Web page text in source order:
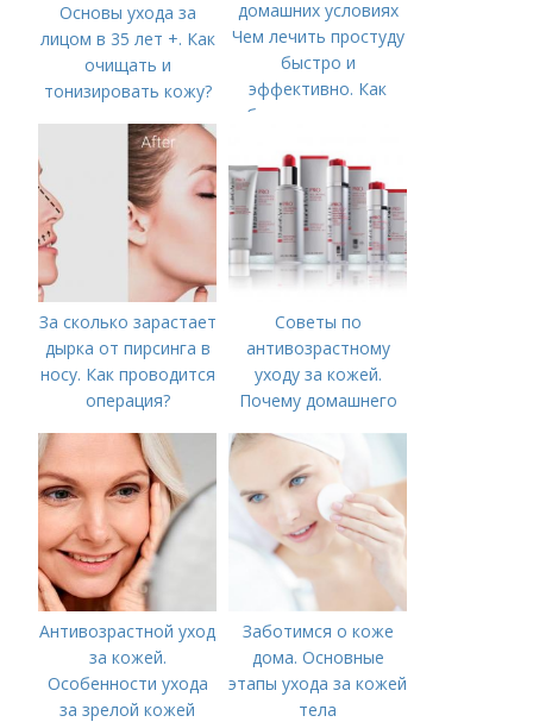
Основы ухода за
лицом в 35 лет +. Как
очищать и
тонизировать кожу?
Чем лечить простуду
быстро и
эффективно. Как
быстро вылечить
природными
средствами в
домашних условиях
За сколько зарастает
дырка от пирсинга в
носу. Как проводится
операция?
Советы по
антивозрастному
уходу за кожей.
Почему домашнего
Антивозрастной уход
за кожей.
Особенности ухода
за зрелой кожей
Заботимся о коже
дома. Основные
этапы ухода за кожей
тела